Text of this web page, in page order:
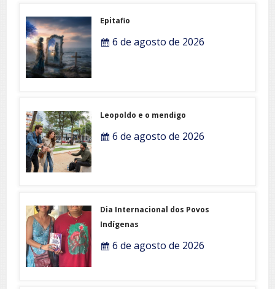
Epitafio
6 de agosto de 2026
Leopoldo e o mendigo
6 de agosto de 2026
Dia Internacional dos Povos
Indígenas
6 de agosto de 2026